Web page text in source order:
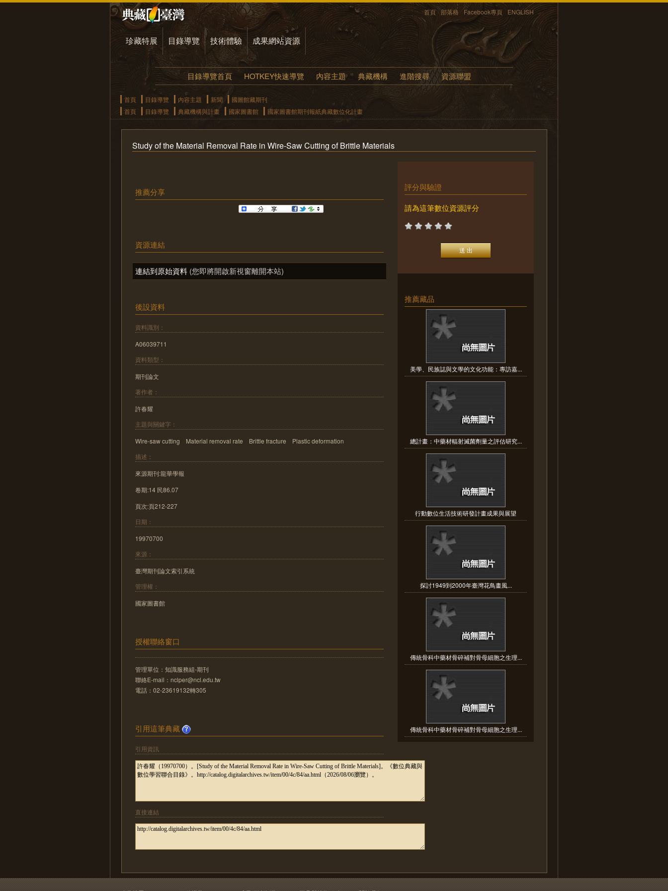
首頁 部落格 Facebook專頁 ENGLISH
珍藏特展 目錄導覽 技術體驗 成果網站資源
目錄導覽首頁 HOTKEY快速導覽 內容主題 典藏機構 進階搜尋 資源聯盟
首頁 目錄導覽 內容主題 新聞
國圖館藏期刊
首頁
目錄導覽 典藏機構與計畫 國家圖書館 國家圖書館期刊報紙典藏數位化計畫
Study of the Material Removal Rate in Wire-Saw Cutting of Brittle Materials
推薦分享
資源連結
連結到原始資料 (您即將開啟新視窗離開本站)
後設資料
資料識別：
A06039711
資料類型：
期刊論文
著作者：
許春耀
主題與關鍵字：
Wire-saw cutting Material removal rate Brittle fracture Plastic deformation
描述：
來源期刊:龍華學報
卷期:14 民86.07
頁次:頁212-227
日期：
19970700
來源：
臺灣期刊論文索引系統
管理權：
國家圖書館
授權聯絡窗口
管理單位：知識服務組-期刊
聯絡E-mail：nclper@ncl.edu.tw
電話：02-23619132轉305
引用這筆典藏
引用資訊
直接連結
評分與驗證
請為這筆數位資源評分
推薦藏品
美學、民族誌與文學的文化功能：專訪嘉...
總計畫：中藥材輻射滅菌劑量之評估研究...
行動數位生活技術研發計畫成果與展望
探討1949到2000年臺灣花鳥畫風...
傳統骨科中藥材骨碎補對骨母細胞之生理...
傳統骨科中藥材骨碎補對骨母細胞之生理...